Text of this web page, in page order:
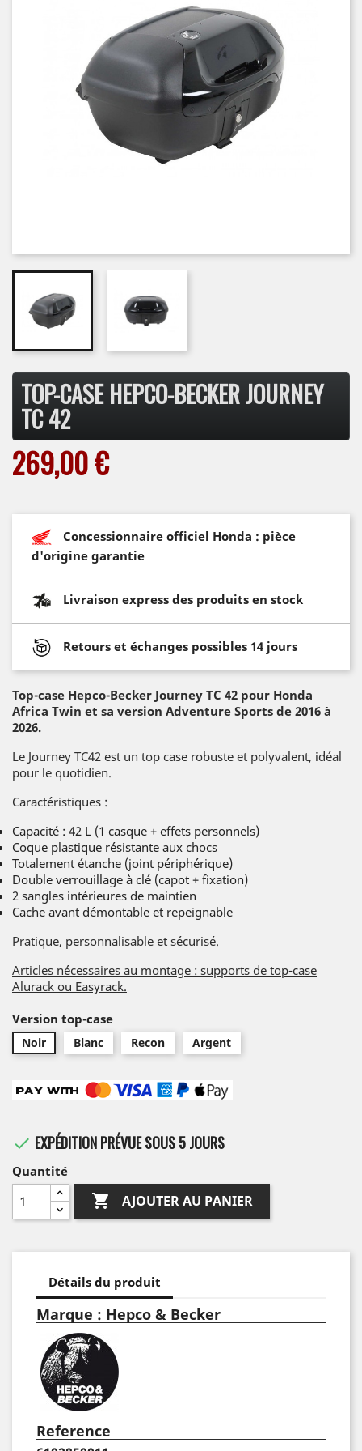
TOP-CASE HEPCO-BECKER JOURNEY
TC 42
269,00 €
Concessionnaire officiel Honda : pièce
d'origine garantie
Livraison express des produits en stock
Retours et échanges possibles 14 jours
Top-case Hepco-Becker Journey TC 42 pour Honda
Africa Twin et sa version Adventure Sports de 2016 à
2026.
Le Journey TC42 est un top case robuste et polyvalent, idéal
pour le quotidien.
Caractéristiques :
Capacité : 42 L (1 casque + effets personnels)
Coque plastique résistante aux chocs
Totalement étanche (joint périphérique)
Double verrouillage à clé (capot + fixation)
2 sangles intérieures de maintien
Cache avant démontable et repeignable
Pratique, personnalisable et sécurisé.
Articles nécessaires au montage : supports de top-case
Alurack ou Easyrack.
Version top-case
Noir Blanc Recon Argent
 EXPÉDITION PRÉVUE SOUS 5 JOURS
Quantité
 AJOUTER AU PANIER
Détails du produit
Marque : Hepco & Becker
Reference